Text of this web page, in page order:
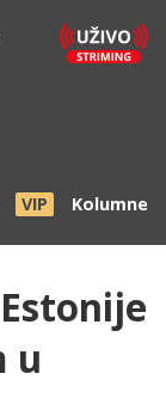
VIP Kolumne
u